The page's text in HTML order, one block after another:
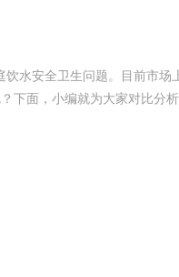
水安全卫生问题。目前市场
下面，小编就为大家对比分